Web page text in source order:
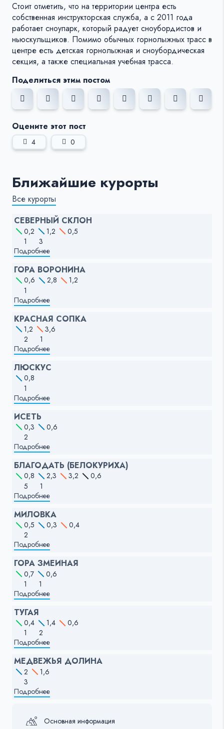
Стоит отметить, что на территории центра есть
собственная инструкторская служба, а с 2011 года
работает сноупарк, который радует сноубордистов и
ньюскульщиков. Помимо обычных горнолыжных трасс в
центре есть детская горнолыжная и сноубордическая
секция, а также специальная учебная трасса.
Поделиться этим постом
Оцените этот пост
4 0
Ближайшие курорты
Все курорты
СЕВЕРНЫЙ СКЛОН
0,2 1,2
0,5
1
3
Подробнее
ГОРА ВОРОНИНА
0,6 2,8
1,2
1
Подробнее
КРАСНАЯ СОПКА
1,2
3,6
2
1
Подробнее
ЛЮСКУС
0,8
1
Подробнее
ИСЕТЬ
0,3
0,6
2
Подробнее
БЛАГОДАТЬ (БЕЛОКУРИХА)
0,8 2,3 3,2
0,6
5
1
Подробнее
МИЛОВКА
0,5 0,3
0,4
2
Подробнее
ГОРА ЗМЕИНАЯ
0,7
0,6
1
1
Подробнее
ТУГАЯ
0,4 1,4
0,6
1
2
Подробнее
МЕДВЕЖЬЯ ДОЛИНА
2
1,6
3
Подробнее
Основная информация